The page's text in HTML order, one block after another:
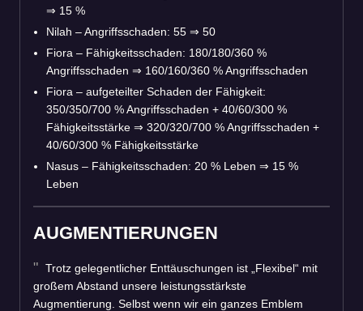
⇒ 15 %
Nilah – Angriffsschaden: 55 ⇒ 50
Fiora – Fähigkeitsschaden: 180/180/360 %
Angriffsschaden ⇒ 160/160/360 % Angriffsschaden
Fiora – aufgeteilter Schaden der Fähigkeit:
350/350/700 % Angriffsschaden + 40/60/300 %
Fähigkeitsstärke ⇒ 320/320/700 % Angriffsschaden +
40/60/300 % Fähigkeitsstärke
Nasus – Fähigkeitsschaden: 20 % Leben ⇒ 15 %
Leben
AUGMENTIERUNGEN
Trotz gelegentlicher Enttäuschungen ist „Flexibel“ mit
großem Abstand unsere leistungsstärkste
Augmentierung. Selbst wenn wir ein ganzes Emblem